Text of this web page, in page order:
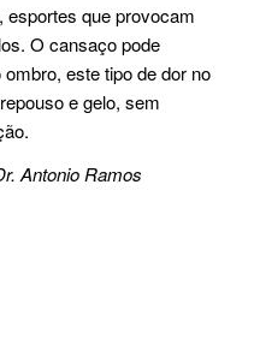
que provocam
O cansaço pode
este tipo de dor no
e gelo, sem
Antonio Ramos